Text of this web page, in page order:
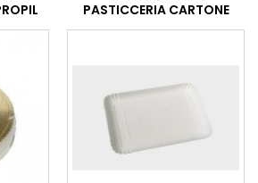
PASTICCERIA CARTONE